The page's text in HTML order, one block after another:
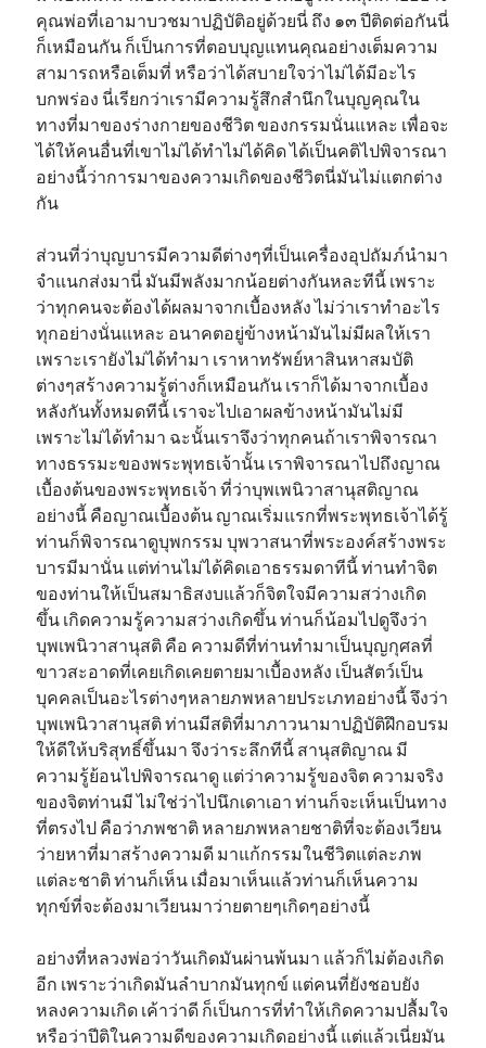
คุณพ่อที่เอามาบวชมาปฏิบัติอยู่ด้วยนี่ ถึง ๑๓ ปีติดต่อกันนี่
ก็เหมือนกัน ก็เป็นการที่ตอบบุญแทนคุณอย่างเต็มความ
สามารถหรือเต็มที่ หรือว่าได้สบายใจว่าไม่ได้มีอะไร
บกพร่อง นี่เรียกว่าเรามีความรู้สึกสำนึกในบุญคุณใน
ทางที่มาของร่างกายของชีวิต ของกรรมนั่นแหละ เพื่อจะ
ได้ให้คนอื่นที่เขาไม่ได้ทำไม่ได้คิด ได้เป็นคติไปพิจารณา
อย่างนี้ว่าการมาของความเกิดของชีวิตนี่มันไม่แตกต่าง
กัน
ส่วนที่ว่าบุญบารมีความดีต่างๆที่เป็นเครื่องอุปถัมภ์นำมา
จำแนกส่งมานี่ มันมีพลังมากน้อยต่างกันหละทีนี้ เพราะ
ว่าทุกคนจะต้องได้ผลมาจากเบื้องหลัง ไม่ว่าเราทำอะไร
ทุกอย่างนั่นแหละ อนาคตอยู่ข้างหน้ามันไม่มีผลให้เรา
เพราะเรายังไม่ได้ทำมา เราหาทรัพย์หาสินหาสมบัติ
ต่างๆสร้างความรู้ต่างก็เหมือนกัน เราก็ได้มาจากเบื้อง
หลังกันทั้งหมดทีนี้ เราจะไปเอาผลข้างหน้ามันไม่มี
เพราะไม่ได้ทำมา ฉะนั้นเราจึงว่าทุกคนถ้าเราพิจารณา
ทางธรรมะของพระพุทธเจ้านั้น เราพิจารณาไปถึงญาณ
เบื้องต้นของพระพุทธเจ้า ที่ว่าบุพเพนิวาสานุสติญาณ
อย่างนี้ คือญาณเบื้องต้น ญาณเริ่มแรกที่พระพุทธเจ้าได้รู้
ท่านก็พิจารณาดูบุพกรรม บุพวาสนาที่พระองค์สร้างพระ
บารมีมานั่น แต่ท่านไม่ได้คิดเอาธรรมดาทีนี้ ท่านทำจิต
ของท่านให้เป็นสมาธิสงบแล้วก็จิตใจมีความสว่างเกิด
ขึ้น เกิดความรู้ความสว่างเกิดขึ้น ท่านก็น้อมไปดูจึงว่า
บุพเพนิวาสานุสติ คือ ความดีที่ท่านทำมาเป็นบุญกุศลที่
ขาวสะอาดที่เคยเกิดเคยตายมาเบื้องหลัง เป็นสัตว์เป็น
บุคคลเป็นอะไรต่างๆหลายภพหลายประเภทอย่างนี้ จึงว่า
บุพเพนิวาสานุสติ ท่านมีสติที่มาภาวนามาปฏิบัติฝึกอบรม
ให้ดีให้บริสุทธิ์ขึ้นมา จึงว่าระลึกทีนี้ สานุสติญาณ มี
ความรู้ย้อนไปพิจารณาดู แต่ว่าความรู้ของจิต ความจริง
ของจิตท่านมี ไม่ใช่ว่าไปนึกเดาเอา ท่านก็จะเห็นเป็นทาง
ที่ตรงไป คือว่าภพชาติ หลายภพหลายชาติที่จะต้องเวียน
ว่ายหาที่มาสร้างความดี มาแก้กรรมในชีวิตแต่ละภพ
แต่ละชาติ ท่านก็เห็น เมื่อมาเห็นแล้วท่านก็เห็นความ
ทุกข์ที่จะต้องมาเวียนมาว่ายตายๆเกิดๆอย่างนี้
อย่างที่หลวงพ่อว่าวันเกิดมันผ่านพ้นมา แล้วก็ไม่ต้องเกิด
อีก เพราะว่าเกิดมันลำบากมันทุกข์ แต่คนที่ยังชอบยัง
หลงความเกิด เค้าว่าดี ก็เป็นการที่ทำให้เกิดความปลื้มใจ
หรือว่าปีติในความดีของความเกิดอย่างนี้ แต่แล้วเนี่ยมัน